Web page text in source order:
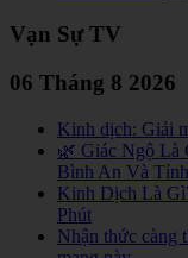
Vạn Sự TV
06 Tháng 8 2026
Kinh dịch: Giải
🌿 Giác Ngộ Là
Bình An Và
Kinh Dịch Là
Phút
Nhận thức càng